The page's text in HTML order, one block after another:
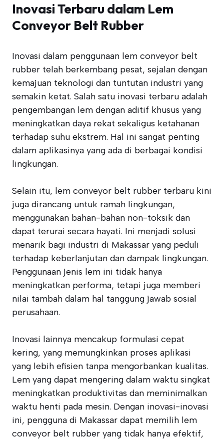
Inovasi Terbaru dalam Lem
Conveyor Belt Rubber
Inovasi dalam penggunaan lem conveyor belt
rubber telah berkembang pesat, sejalan dengan
kemajuan teknologi dan tuntutan industri yang
semakin ketat. Salah satu inovasi terbaru adalah
pengembangan lem dengan aditif khusus yang
meningkatkan daya rekat sekaligus ketahanan
terhadap suhu ekstrem. Hal ini sangat penting
dalam aplikasinya yang ada di berbagai kondisi
lingkungan.
Selain itu, lem conveyor belt rubber terbaru kini
juga dirancang untuk ramah lingkungan,
menggunakan bahan-bahan non-toksik dan
dapat terurai secara hayati. Ini menjadi solusi
menarik bagi industri di Makassar yang peduli
terhadap keberlanjutan dan dampak lingkungan.
Penggunaan jenis lem ini tidak hanya
meningkatkan performa, tetapi juga memberi
nilai tambah dalam hal tanggung jawab sosial
perusahaan.
Inovasi lainnya mencakup formulasi cepat
kering, yang memungkinkan proses aplikasi
yang lebih efisien tanpa mengorbankan kualitas.
Lem yang dapat mengering dalam waktu singkat
meningkatkan produktivitas dan meminimalkan
waktu henti pada mesin. Dengan inovasi-inovasi
ini, pengguna di Makassar dapat memilih lem
conveyor belt rubber yang tidak hanya efektif,